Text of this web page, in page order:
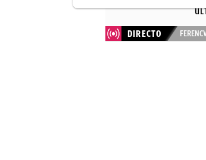
NOTICIAS
REAL
DIRECTO